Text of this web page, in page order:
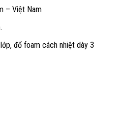
– Việt Nam
đổ foam cách nhiệt dày 3